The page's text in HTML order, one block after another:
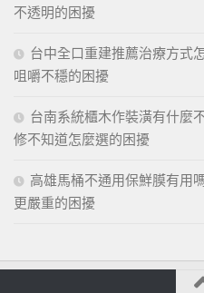
不透明的困擾
台中全口重建推薦治療方式
咀嚼不穩的困擾
台南系統櫃木作裝潢有什麼
修不知道怎麼選的困擾
高雄馬桶不通用保鮮膜有用
更嚴重的困擾